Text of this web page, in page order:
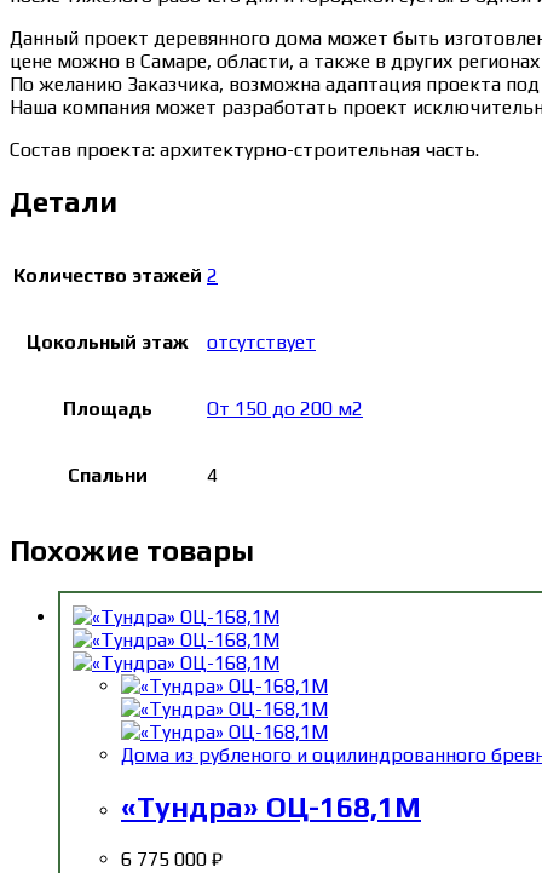
Данный проект деревянного дома может быть
цене можно в Самаре, области, а также в других
По желанию Заказчика, возможна адаптация проекта
Наша компания может разработать проект
Состав проекта: архитектурно-строительная часть.
Детали
Количество этажей 2
Цокольный этаж отсутствует
Площадь От 150 до 200 м2
Спальни 4
Похожие товары
Дома из рубленого и оцилиндрованного
«Тундра» ОЦ-168,1М
6 775 000 ₽